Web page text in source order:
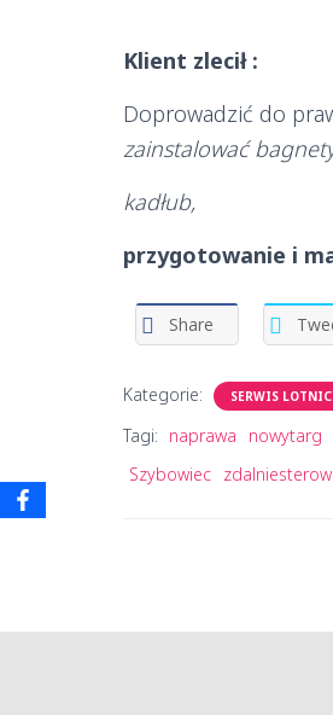
Klient zlecił :
Doprowadzić do
zainstalować
kadłub,
przygotowanie i
Share
Kategorie: SERWIS
Tagi: naprawa nowytarg
Szybowiec